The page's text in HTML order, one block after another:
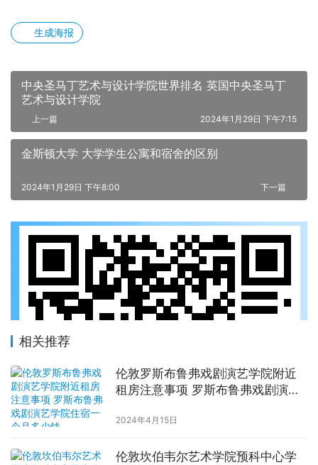
生成海报
中央圣马丁艺术与设计学院世界排名 英国中央圣马丁
艺术与设计学院
上一篇 2024年1月29日 下午7:15
金斯顿大学 大学学生公寓和宿舍的区别
下一篇
2024年1月29日 下午8:00
相关推荐
伦敦罗斯布鲁弗戏剧演艺学院附近
租房注意事项 罗斯布鲁弗戏剧演艺
2024年4月15日
伦敦坎伯韦尔艺术学院预科中心学